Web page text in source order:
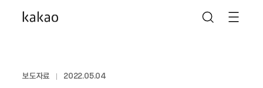
보도자료 2022.05.04